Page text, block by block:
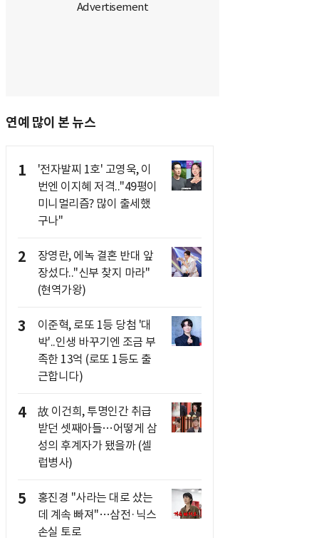
연예 많이 본 뉴스
1
'전자발찌 1호' 고영욱, 이
번엔 이지혜 저격.."49평이
미니멀리즘? 많이 출세했
구나"
2
장영란, 에녹 결혼 반대 앞
장섰다.."신부 찾지 마라"
(현역가왕)
3
이준혁, 로또 1등 당첨 '대
박'..인생 바꾸기엔 조금 부
족한 13억 (로또 1등도 출
근합니다)
4
故 이건희, 투명인간 취급
받던 셋째아들…어떻게 삼
성의 후계자가 됐을까 (셀
럽병사)
5
홍진경 "사라는 대로 샀는
데 계속 빠져"…삼전·닉스
손실 토로